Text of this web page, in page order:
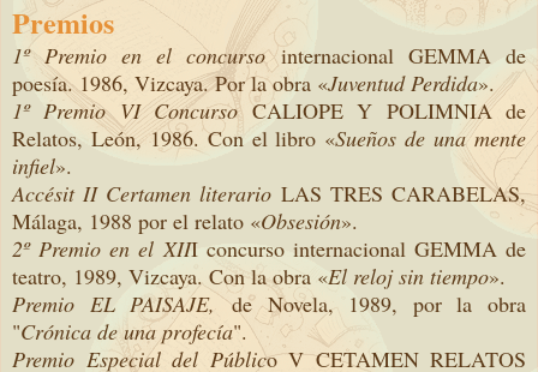
Premios
1º Premio en el concursointernacional GEMMA de
poesía. 1986, Vizcaya. Por la obra «Juventud Perdida».
1º Premio VI ConcursoCALIOPE Y POLIMNIA de
Relatos, León, 1986. Con el libro «Sueños de una mente
infiel».
Accésit II Certamen literario LAS TRES CARABELAS,
Málaga, 1988 por el relato «Obsesión».
2º Premio en el XIII concurso internacional GEMMA de
teatro, 1989, Vizcaya. Con la obra «El reloj sin tiempo».
Premio EL PAISAJE, de Novela, 1989, por la obra
"Crónica de una profecía".
Premio Especial del Público V CETAMEN RELATOS